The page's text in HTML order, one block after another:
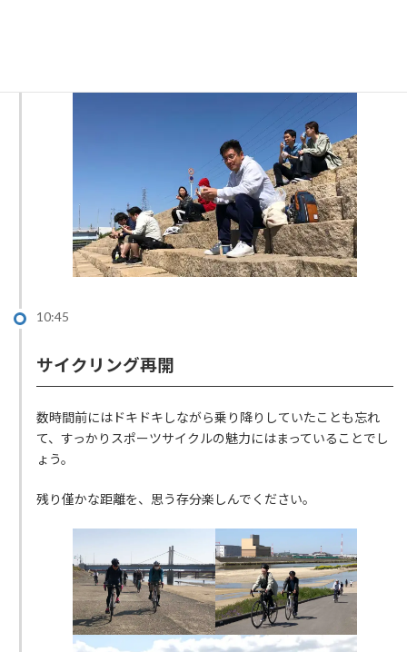
10:45
サイクリング再開
数時間前にはドキドキしながら乗り降りしていたことも忘れ
て、すっかりスポーツサイクルの魅力にはまっていることでし
ょう。
残り僅かな距離を、思う存分楽しんでください。